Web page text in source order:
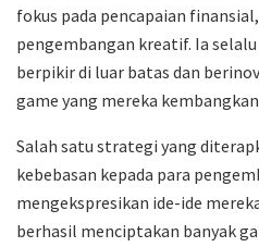
fokus pada pencapaian
pengembangan kreatif. Ia
berpikir di luar batas dan
game yang mereka
Salah satu strategi yang
kebebasan kepada para
mengekspresikan ide-ide
berhasil menciptakan banyak